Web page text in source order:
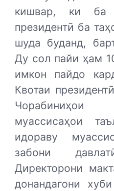
кишвар, ки ба
президентӣ ба
шуда буданд,
Ду сол пайи ҳам
имкон пайдо
Квотаи
муассисаҳои
идораву
забони
Директорони
донандагони